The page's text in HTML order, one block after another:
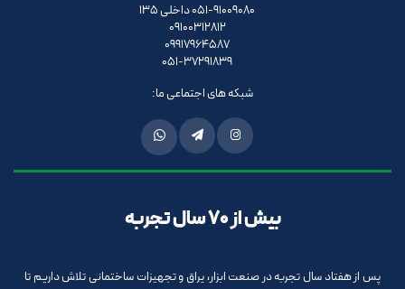
051-91009080 داخلی 135
09100312812
09917964587
051-37291839
شبکه های اجتماعی ما:
بیش از 70 سال تجربه
پس از هفتاد سال تجربه در صنعت ابزار، یراق و تجهیزات ساختمانی تلاش داریم تا